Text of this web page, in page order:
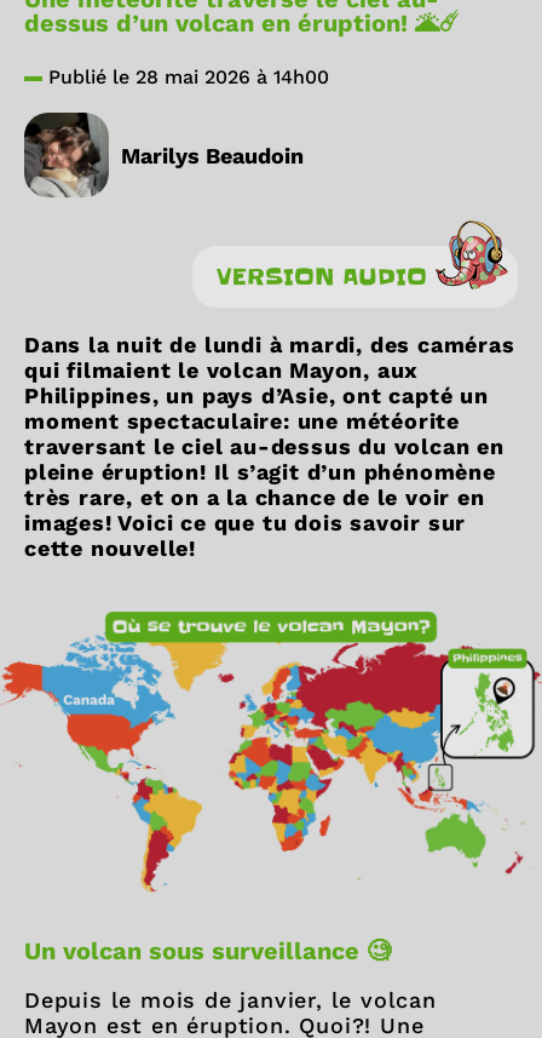
dessus d’un volcan en éruption! 🌋☄️
Publié le 28 mai 2026 à 14h00
Marilys Beaudoin
VERSION AUDIO
Dans la nuit de lundi à mardi, des caméras
qui filmaient le volcan Mayon, aux
Philippines, un pays d’Asie, ont capté un
moment spectaculaire: une météorite
traversant le ciel au-dessus du volcan en
pleine éruption! Il s’agit d’un phénomène
très rare, et on a la chance de le voir en
images! Voici ce que tu dois savoir sur
cette nouvelle!
Un volcan sous surveillance 🧐
Depuis le mois de janvier, le volcan
Mayon est en éruption. Quoi?! Une